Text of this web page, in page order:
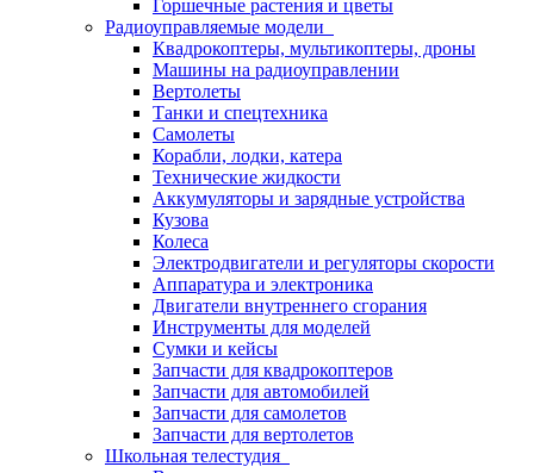
Горшечные растения и цветы
Радиоуправляемые модели
Квадрокоптеры, мультикоптеры, дроны
Машины на радиоуправлении
Вертолеты
Танки и спецтехника
Самолеты
Корабли, лодки, катера
Технические жидкости
Аккумуляторы и зарядные устройства
Кузова
Колеса
Электродвигатели и регуляторы скорости
Аппаратура и электроника
Двигатели внутреннего сгорания
Инструменты для моделей
Сумки и кейсы
Запчасти для квадрокоптеров
Запчасти для автомобилей
Запчасти для самолетов
Запчасти для вертолетов
Школьная телестудия